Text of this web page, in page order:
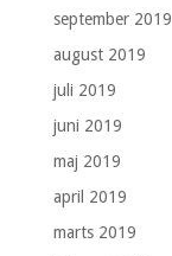
september 2019
august 2019
juli 2019
juni 2019
maj 2019
april 2019
marts 2019